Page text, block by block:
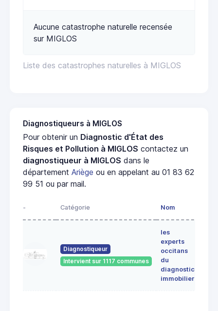
Liste des catastrophes naturelles à MIGLOS
Aucune catastrophe naturelle recensée
sur MIGLOS
Diagnostiqueurs à MIGLOS
Pour obtenir un Diagnostic d'État des
Risques et Pollution à MIGLOS contactez un
diagnostiqueur à MIGLOS dans le
département Ariège ou en appelant au 01 83 62
99 51 ou par mail.
- Catégorie Nom
Diagnostiqueur
Intervient sur 1117 communes
les
experts
occitans
du
diagnostic
immobilier